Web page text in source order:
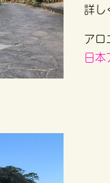
詳し
アロ
日本